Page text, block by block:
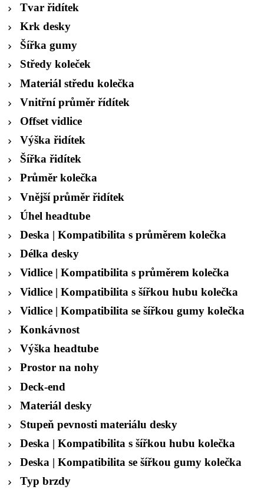
Tvar řidítek
Krk desky
Šířka gumy
Středy koleček
Materiál středu kolečka
Vnitřní průměr řídítek
Offset vidlice
Výška řidítek
Šířka řidítek
Průměr kolečka
Vnější průměr řidítek
Úhel headtube
Deska | Kompatibilita s průměrem kolečka
Délka desky
Vidlice | Kompatibilita s průměrem kolečka
Vidlice | Kompatibilita s šířkou hubu kolečka
Vidlice | Kompatibilita se šířkou gumy kolečka
Konkávnost
Výška headtube
Prostor na nohy
Deck-end
Materiál desky
Stupeň pevnosti materiálu desky
Deska | Kompatibilita s šířkou hubu kolečka
Deska | Kompatibilita se šířkou gumy kolečka
Typ brzdy